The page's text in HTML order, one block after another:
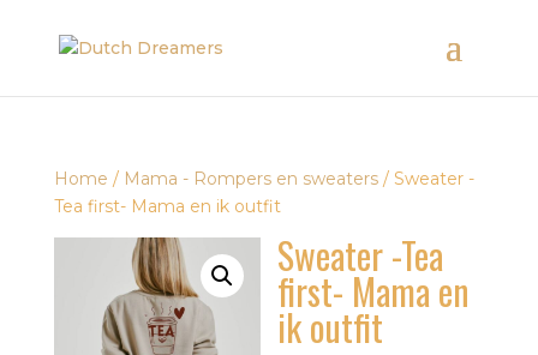
Home / Mama - Rompers en sweaters/ Sweater -
Tea first- Mama en ik outfit
Sweater -Tea
first- Mama en
ik outfit